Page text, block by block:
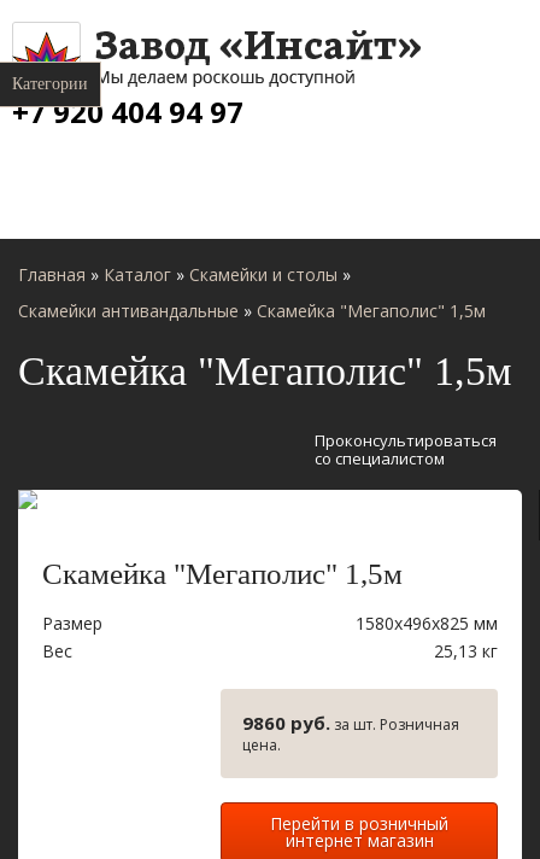
+7 920 404 94 97
Главная » Каталог » Скамейки и столы »
Скамейки антивандальные » Скамейка "Мегаполис" 1,5м
Скамейка "Мегаполис" 1,5м
Проконсультироваться
со специалистом
Скамейка "Мегаполис" 1,5м
Размер
1580х496х825 мм
Вес
25,13 кг
9860 руб. за шт. Розничная
цена.
Перейти в розничный
интернет магазин
Категории